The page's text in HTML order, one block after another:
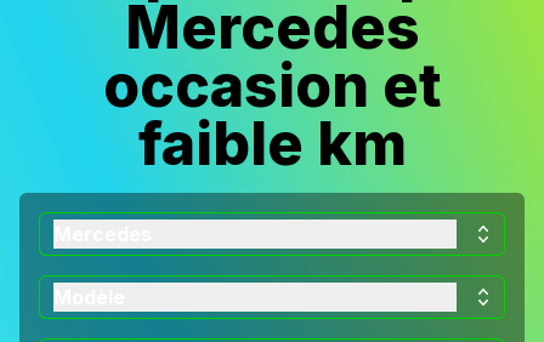
Mercedes
occasion et
faible km